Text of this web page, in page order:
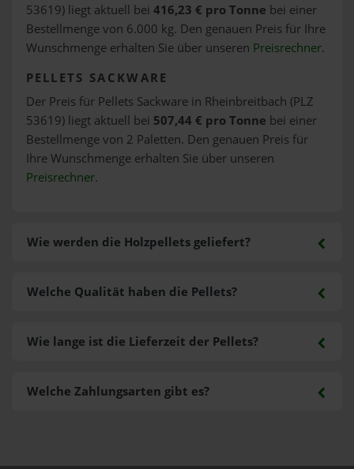
53619) liegt aktuell bei 416,23 € pro Tonne bei einer
Bestellmenge von 6.000 kg. Den genauen Preis für Ihre
Wunschmenge erhalten Sie über unseren Preisrechner.
PELLETS SACKWARE
Der Preis für Pellets Sackware in Rheinbreitbach (PLZ
53619) liegt aktuell bei 507,44 € pro Tonne bei einer
Bestellmenge von 2 Paletten. Den genauen Preis für
Ihre Wunschmenge erhalten Sie über unseren
Preisrechner.
Wie werden die Holzpellets geliefert?
Welche Zahlungsarten gibt es?
Welche Qualität haben die Pellets?
Wie lange ist die Lieferzeit der Pellets?